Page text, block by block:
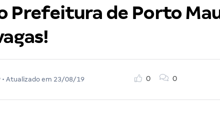
Prefeitura de Porto
• Atualizado em 23/08/19
0 0